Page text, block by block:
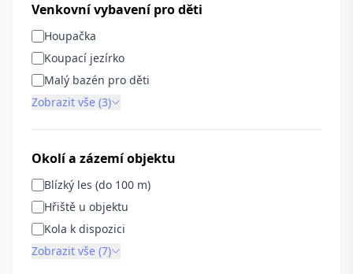
Venkovní vybavení pro děti
Houpačka
Koupací jezírko
Malý bazén pro děti
Zobrazit vše (3)
Okolí a zázemí objektu
Blízký les (do 100 m)
Hřiště u objektu
Kola k dispozici
Zobrazit vše (7)